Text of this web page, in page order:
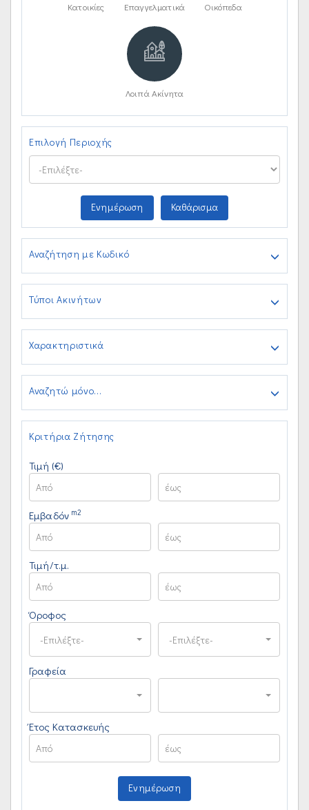
Κατοικίες Επαγγελματικά Οικόπεδα
Λοιπά Ακίνητα
Επιλογή Περιοχής
Ενημέρωση Καθάρισμα
Αναζήτηση με Κωδικό
Τύποι Ακινήτων
Χαρακτηριστικά
Αναζητώ μόνο...
Κριτήρια Ζήτησης
Τιμή (€)
Εμβαδόν m2
Τιμή/τ.μ.
Όροφος
-Επιλέξτε- -Επιλέξτε-
Γραφεία
Έτος Κατασκευής
Ενημέρωση